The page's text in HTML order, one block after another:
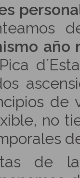
año
de
no
de